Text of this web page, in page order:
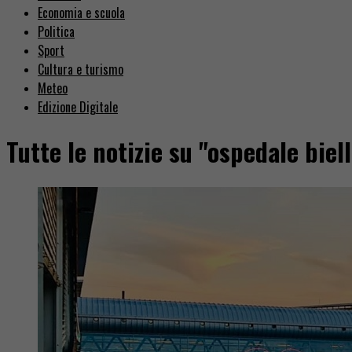
Economia e scuola
Politica
Sport
Cultura e turismo
Meteo
Edizione Digitale
Tutte le notizie su "ospedale